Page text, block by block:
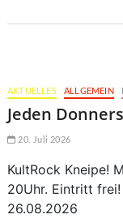
AKTUELLES ALLGEMEIN
Jeden
20. Juli 2026
KultRock Kneipe!
20Uhr. Eintritt
26.08.2026